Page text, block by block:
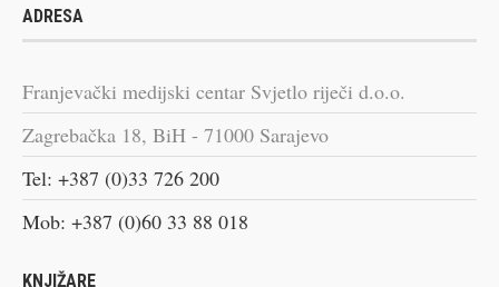
ADRESA
Franjevački medijski centar Svjetlo riječi d.o.o.
Zagrebačka 18, BiH - 71000 Sarajevo
Tel: +387 (0)33 726 200
Mob: +387 (0)60 33 88 018
KNJIŽARE